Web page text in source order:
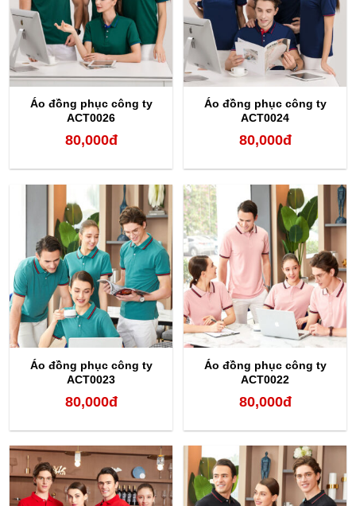
Áo đồng phục công ty
ACT0026
80,000đ
Áo đồng phục công ty
ACT0024
80,000đ
Áo đồng phục công ty
ACT0023
80,000đ
Áo đồng phục công ty
ACT0022
80,000đ